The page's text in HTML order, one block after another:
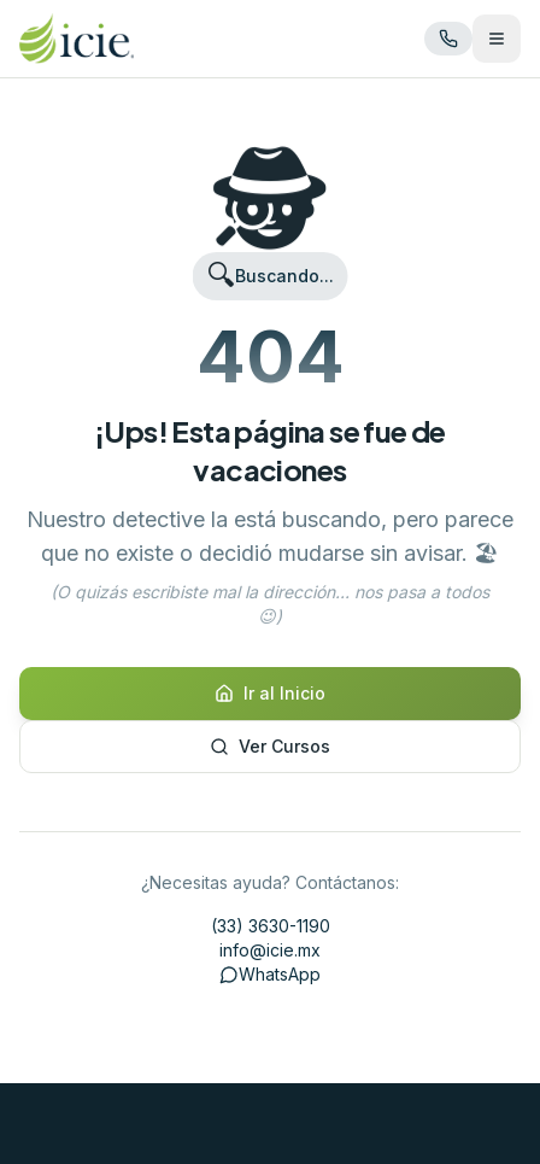
Abrir
🕵️
🔍Buscando...
404
¡Ups! Esta página se fue de
vacaciones
Nuestro detective la está buscando, pero parece
que no existe o decidió mudarse sin avisar. 🏖️
(O quizás escribiste mal la dirección... nos pasa a todos
😉)
Ir al Inicio
Ver Cursos
¿Necesitas ayuda? Contáctanos:
(33) 3630-1190
info@icie.mx
WhatsApp